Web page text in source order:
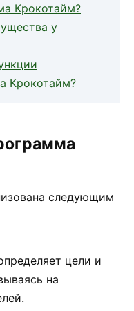
Крокотайм?
у
Крокотайм?
следующим
цели и
на